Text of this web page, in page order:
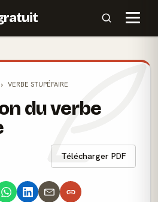
VERBE STUPÉFAIRE
du verbe
Télécharger PDF